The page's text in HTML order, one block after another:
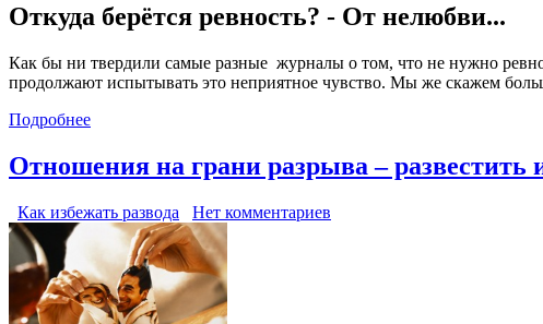
Откуда берётся ревность? - От нелюбви...
Как бы ни твердили самые разные журналы о том, что не нужно
продолжают испытывать это неприятное чувство. Мы же скажем
Подробнее
Отношения на грани разрыва – развестить
Как избежать развода Нет комментариев